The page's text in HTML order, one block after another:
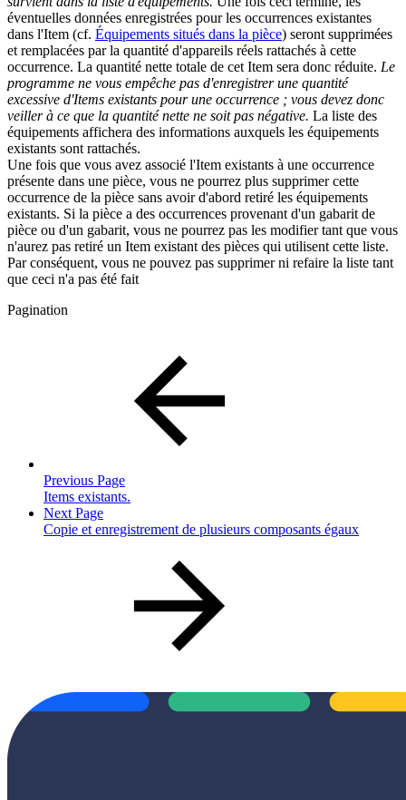
éventuelles données enregistrées pour les occurrences existantes
dans l'Item (cf. Équipements situés dans la pièce) seront supprimées
et remplacées par la quantité d'appareils réels rattachés à cette
occurrence. La quantité nette totale de cet Item sera donc réduite. Le
programme ne vous empêche pas d'enregistrer une quantité
excessive d'Items existants pour une occurrence ; vous devez donc
veiller à ce que la quantité nette ne soit pas négative. La liste des
équipements affichera des informations auxquels les équipements
existants sont rattachés.
Une fois que vous avez associé l'Item existants à une occurrence
présente dans une pièce, vous ne pourrez plus supprimer cette
occurrence de la pièce sans avoir d'abord retiré les équipements
existants. Si la pièce a des occurrences provenant d'un gabarit de
pièce ou d'un gabarit, vous ne pourrez pas les modifier tant que vous
n'aurez pas retiré un Item existant des pièces qui utilisent cette liste.
Par conséquent, vous ne pouvez pas supprimer ni refaire la liste tant
que ceci n'a pas été fait
Pagination
Previous Page
Items existants.
Next Page
Copie et enregistrement de plusieurs composants égaux